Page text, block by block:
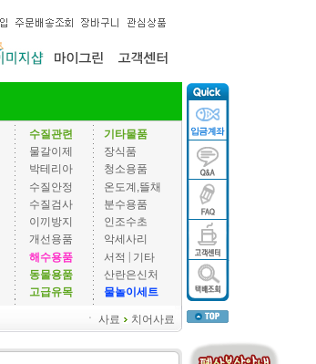
수질관련
물갈이제
박테리아
수질안정
수질검사
이끼방지
개선용품
해수용품
동물용품
고급유목
기타물품
장식품
청소용품
온도계,뜰채
분수용품
인조수초
악세사리
서적 | 기타
산란은신처
물놀이세트
ㆍ 사료 치어사료